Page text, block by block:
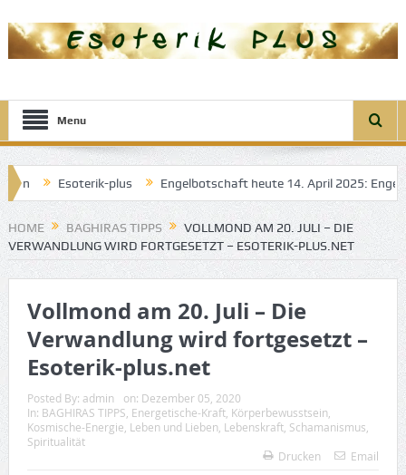
Menu
Esoterik-plus Engelbotschaft heute 14. April 2025: Engel der
HOME BAGHIRAS TIPPS
VOLLMOND AM 20. JULI – DIE
VERWANDLUNG WIRD FORTGESETZT – ESOTERIK-PLUS.NET
Vollmond am 20. Juli – Die
Verwandlung wird fortgesetzt –
Esoterik-plus.net
Posted By: admin on: Dezember 05, 2020
In: BAGHIRAS TIPPS Energetische-Kraft, Körperbewusstsein
Kosmische-Energie Leben und Lieben Lebenskraft, Schamanismus
Spiritualität
Drucken
Email